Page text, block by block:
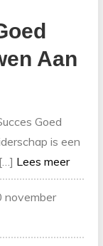
Aan
Goed
is een
Lees meer
november